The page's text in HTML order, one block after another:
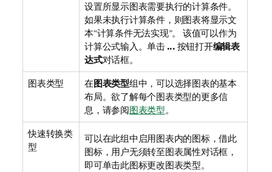
设置所显示图表需要执行的计算条件。
如果未执行计算条件，则图表将显示文
本“计算条件无法实现”。 该值可以作为
计算公式输入。单击 ... 按钮打开编辑表
达式对话框。
图表类型 在图表类型组中，可以选择图表的基本
布局。欲了解每个图表类型的更多信
息，请参阅图表类型。
快速转换类
型
可以在此组中启用图表内的图标，借此
图标，用户无须转至图表属性对话框，
即可单击此图标更改图表类型。